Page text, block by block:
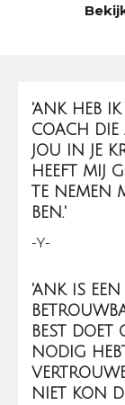
'ANK HEB IK
COACH DIE
JOU IN JE
HEEFT MIJ
TE NEMEN
BEN.'
-Y-
ANK IS EEN
BEST DOET
NODIG
NIET KON